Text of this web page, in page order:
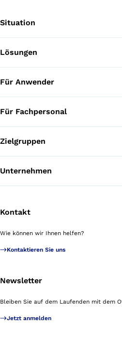
Situation
Lösungen
Für Anwender
Für Fachpersonal
Zielgruppen
Unternehmen
Kontakt
Wie können wir Ihnen helfen?
Kontaktieren Sie uns
Newsletter
Bleiben Sie auf dem Laufenden mit dem
Jetzt anmelden